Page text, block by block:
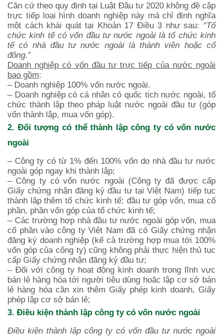
Căn cứ theo quy định tại Luật Đầu tư 2020 không đề cập
trực tiếp loại hình doanh nghiệp này mà chỉ định nghĩa
một cách khái quát tại Khoản 17 Điều 3 như sau: “Tổ
chức kinh tế có vốn đầu tư nước ngoài là tổ chức kinh
tế có nhà đầu tư nước ngoài là thành viên hoặc cổ
đông.”
Doanh nghiệp có vốn đầu tư trực tiếp của nước ngoài
bao gồm:
– Doanh nghiệp 100% vốn nước ngoài.
– Doanh nghiệp có cá nhân có quốc tịch nước ngoài, tổ
chức thành lập theo pháp luật nước ngoài đầu tư (góp
vốn thành lập, mua vốn góp).
2. Đối tượng có thể thành lập công ty có vốn nước
ngoài
– Công ty có từ 1% đến 100% vốn do nhà đầu tư nước
ngoài góp ngay khi thành lập;
– Công ty có vốn nước ngoài (Công ty đã được cấp
Giấy chứng nhận đăng ký đầu tư tại Việt Nam) tiếp tục
thành lập thêm tổ chức kinh tế; đầu tư góp vốn, mua cổ
phần, phần vốn góp của tổ chức kinh tế;
– Các trường hợp nhà đầu tư nước ngoài góp vốn, mua
cổ phần vào công ty Việt Nam đã có Giấy chứng nhận
đăng ký doanh nghiệp (kể cả trường hợp mua tới 100%
vốn góp của công ty) cũng không phải thực hiện thủ tục
cấp Giấy chứng nhận đăng ký đầu tư;
– Đối với công ty hoạt động kinh doanh trong lĩnh vực
bán lẻ hàng hóa tới người tiêu dùng hoặc lập cơ sở bán
lẻ hàng hóa cần xin thêm Giấy phép kinh doanh, Giấy
phép lập cơ sở bán lẻ;
3. Điều kiện thành lập công ty có vốn nước ngoài
Điều kiện thành lập công ty có vốn đầu tư nước ngoài